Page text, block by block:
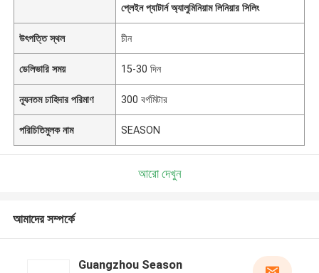
প্লেইন প্যাটার্ন অ্যালুমিনিয়াম লিনিয়ার সিলিং
উৎপত্তি স্থল চীন
ডেলিভারি সময় 15-30 দিন
ন্যূনতম চাহিদার পরিমাণ 300 বর্গমিটার
পরিচিতিমুলক নাম SEASON
আরো দেখুন
আমাদের সম্পর্কে
Guangzhou Season